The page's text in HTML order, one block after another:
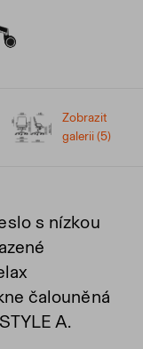
Zobrazit
galerii (5)
s nízkou
čalouněná
A.